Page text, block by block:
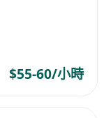
$55-60/小時